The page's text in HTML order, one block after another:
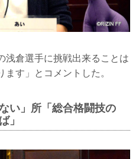
浅倉選手に挑戦出来ることは
す」とコメントした。
い」所「総合格闘技の
」